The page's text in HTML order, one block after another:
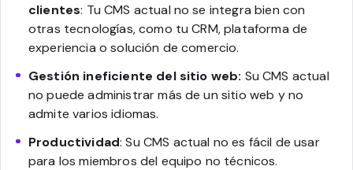
clientes: Tu CMS actual no se integra bien con
otras tecnologías, como tu CRM, plataforma de
experiencia o solución de comercio.
Gestión ineficiente del sitio web: Su CMS actual
no puede administrar más de un sitio web y no
admite varios idiomas.
Productividad: Su CMS actual no es fácil de usar
para los miembros del equipo no técnicos.